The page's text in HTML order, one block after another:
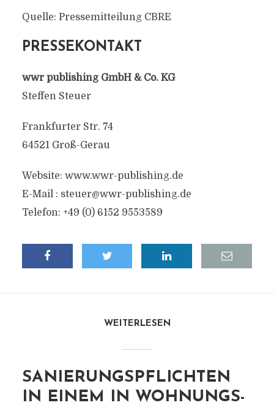
Quelle: Pressemitteilung CBRE
PRESSEKONTAKT
wwr publishing GmbH & Co. KG
Steffen Steuer
Frankfurter Str. 74
64521 Groß-Gerau
Website: www.wwr-publishing.de
E-Mail : steuer@wwr-publishing.de
Telefon: +49 (0) 6152 9553589
WEITERLESEN
SANIERUNGSPFLICHTEN
IN EINEM IN WOHNUNGS-